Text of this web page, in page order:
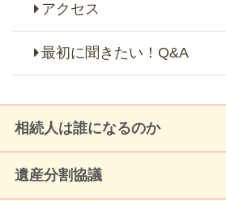
アクセス
最初に聞きたい！Q&A
相続人は誰になるのか
遺産分割協議